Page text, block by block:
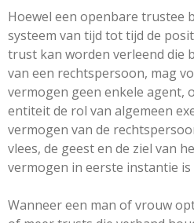
Hoewel een openbare trustee
systeem van tijd tot tijd de
trust kan worden verleend die
van een rechtspersoon, mag
vermogen geen enkele agent,
entiteit de rol van algemeen
vermogen van de
vlees, de geest en de ziel van
vermogen in eerste instantie is
Wanneer een man of vrouw